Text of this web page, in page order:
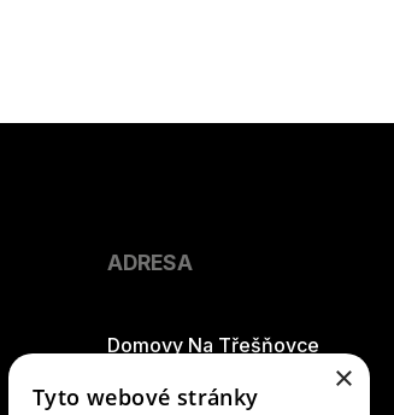
ADRESA
Domovy Na Třešňovce
Riegrova 837
×
Tyto webové stránky